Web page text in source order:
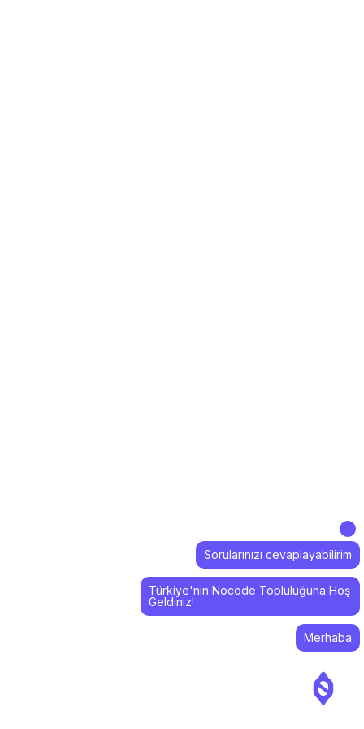
Merhaba
Türkiye'nin Nocode Topluluğuna Hoş
Geldiniz!
Sorularınızı cevaplayabilirim